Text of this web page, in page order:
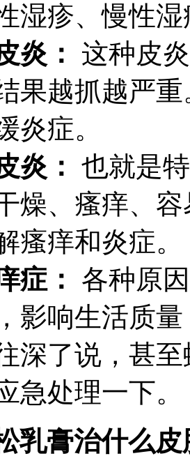
湿疹、慢性
炎：
这种皮
果越抓越严
炎症。
炎： 也就是
燥、瘙痒、
瘙痒和炎症。
症：
各种原
影响生活质
深了说，甚
急处理一下。
乳膏治什么皮